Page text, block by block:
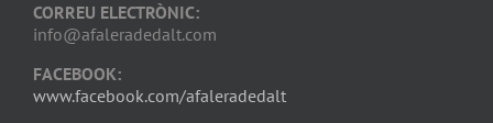
CORREU ELECTRÒNIC:
info@afaleradedalt.com
FACEBOOK:
www.facebook.com/afaleradedalt